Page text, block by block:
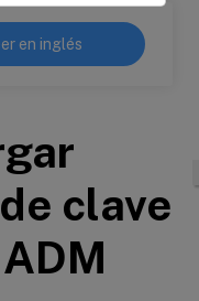
en inglés
clave